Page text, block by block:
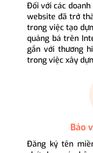
Đối với các doanh
website đã trở
trong việc tạo
quảng bá trên
gắn với thương
trong việc xây
Bảo
Đăng ký tên